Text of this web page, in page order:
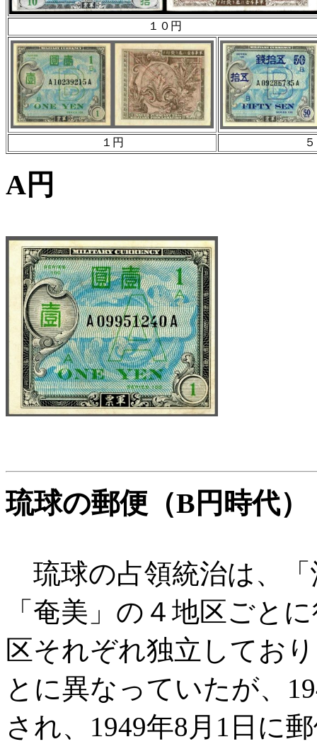
１０円
１円
A円
琉球の郵便（B円時代）
琉球の占領統治は、「
「奄美」の４地区ごと
区それぞれ独立してお
とに異なっていたが、
され、1949年8月1日に